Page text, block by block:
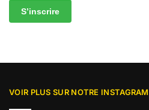
S’inscrire
VOIR PLUS SUR NOTRE